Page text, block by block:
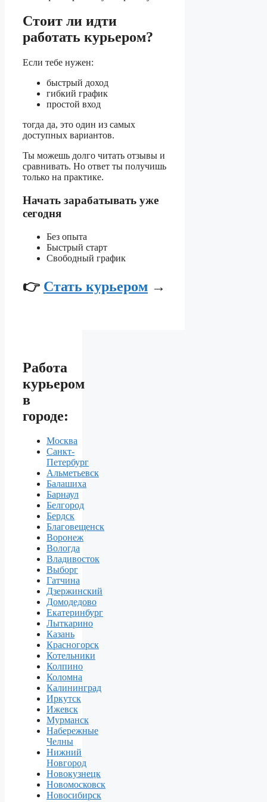
Стоит ли идти
работать курьером?
Если тебе нужен:
быстрый доход
гибкий график
простой вход
тогда да, это один из самых
доступных вариантов.
Ты можешь долго читать отзывы и
сравнивать. Но ответ ты получишь
только на практике.
Начать зарабатывать уже
сегодня
Без опыта
Быстрый старт
Свободный график
👉 Стать курьером →
Работа
курьером
в
городе:
Москва
Санкт-
Петербург
Альметьевск
Балашиха
Барнаул
Белгород
Бердск
Благовещенск
Воронеж
Вологда
Владивосток
Выборг
Гатчина
Дзержинский
Домодедово
Екатеринбург
Лыткарино
Казань
Красногорск
Котельники
Колпино
Коломна
Калининград
Иркутск
Ижевск
Мурманск
Набережные
Челны
Нижний
Новгород
Новокузнецк
Новомосковск
Новосибирск